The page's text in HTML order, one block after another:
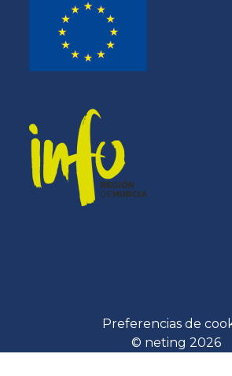
© neting 2026
Preferencias de